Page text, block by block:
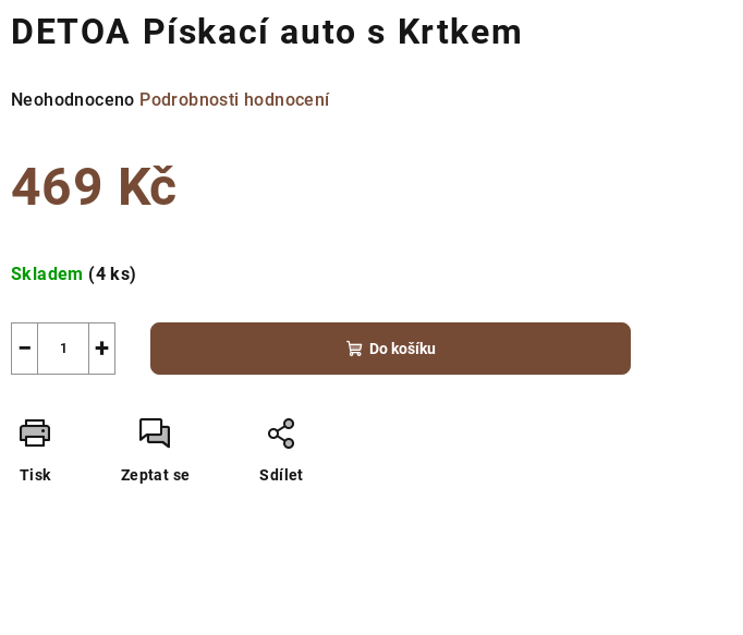
DETOA Pískací auto s Krtkem
Průměrné
je
0,0
hvězdiček.
Neohodnoceno Podrobnosti hodnocení
469 Kč
cena:
Skladem (4 ks)
+
− Do košíku
Tisk Zeptat se Sdílet